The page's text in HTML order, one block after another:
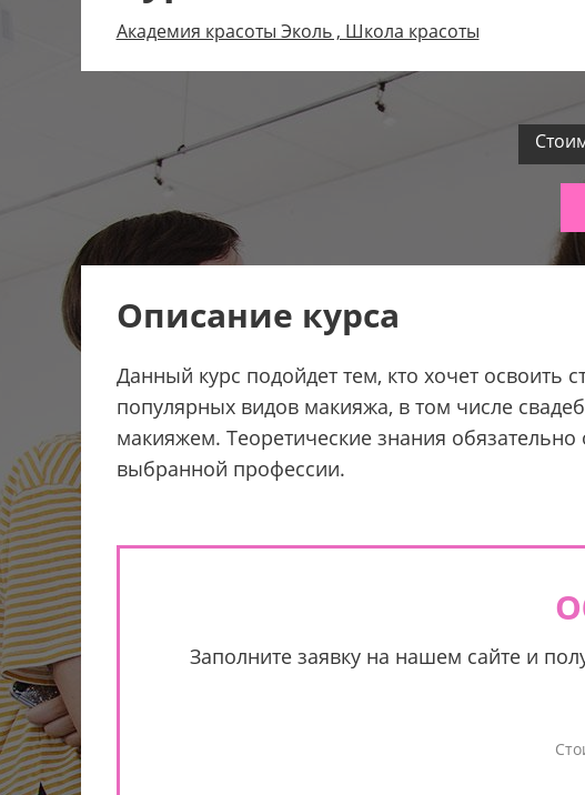
Академия красоты Эколь , Школа красоты
Описание курса
Данный курс подойдет тем, кто хочет освоить
популярных видов макияжа, в том числе
макияжем. Теоретические знания
выбранной профессии.
Заполните заявку на нашем сайте и